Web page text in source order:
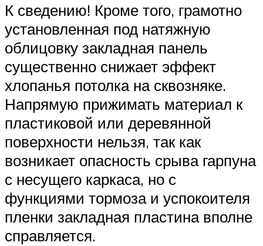
К сведению! Кроме того, грамотно
установленная под натяжную
облицовку закладная панель
существенно снижает эффект
хлопанья потолка на сквозняке.
Напрямую прижимать материал к
пластиковой или деревянной
поверхности нельзя, так как
возникает опасность срыва гарпуна
с несущего каркаса, но с
функциями тормоза и успокоителя
пленки закладная пластина вполне
справляется.